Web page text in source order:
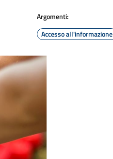
Argomenti:
Accesso all'informazione